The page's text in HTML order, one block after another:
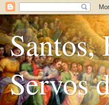
Santos,
Servos